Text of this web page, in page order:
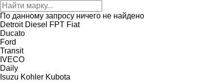
По данному запросу ничего не найдено
Detroit Diesel FPT Fiat
Ducato
Ford
Transit
IVECO
Daily
Isuzu Kohler Kubota